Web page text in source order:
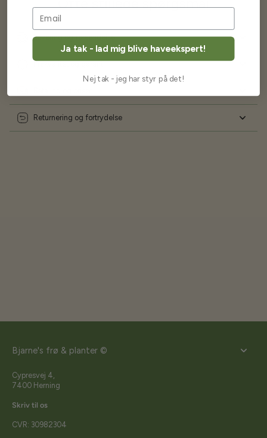
Levering og forsendelse
Frøkvalitet og garanti
Returnering og fortrydelse
Bjarne's frø & planter ©
Cypresvej 4,
7400 Herning
Skriv til os
CVR: 30982304
Ja tak - lad mig blive haveekspert!
Nej tak - jeg har styr på det!